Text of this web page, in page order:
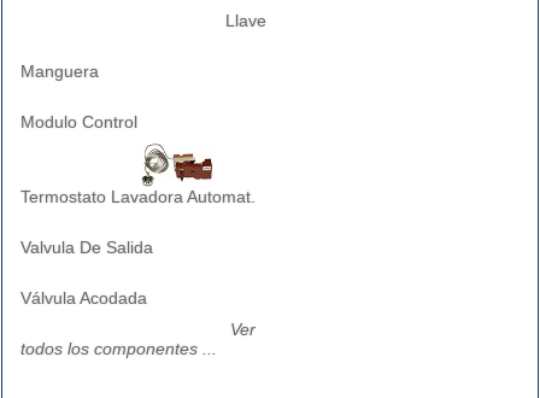
Llave
Manguera
Modulo Control
Termostato Lavadora Automat.
Valvula De Salida
Válvula Acodada
Ver
todos los componentes ...